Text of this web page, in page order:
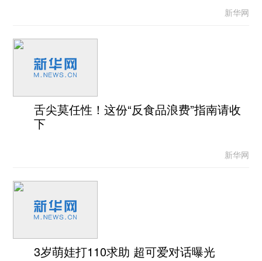
新华网
舌尖莫任性！这份“反食品浪费”指南请收
下
新华网
3岁萌娃打110求助 超可爱对话曝光